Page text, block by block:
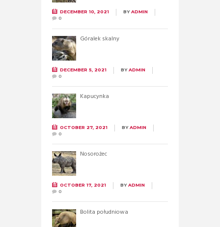
DECEMBER 10, 2021 BYADMIN
0
Góralek skalny
DECEMBER 5, 2021 BYADMIN
0
Kapucynka
OCTOBER 27, 2021 BYADMIN
0
Nosorożec
OCTOBER 17, 2021 BYADMIN
0
Bolita południowa